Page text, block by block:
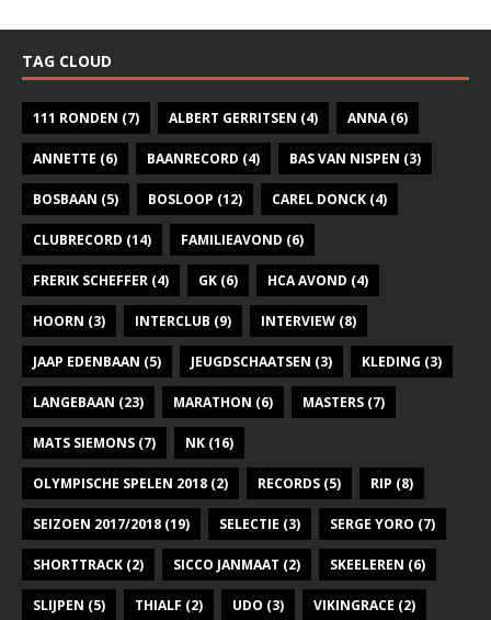
TAG CLOUD
111 RONDEN (7) ALBERT GERRITSEN (4) ANNA(6)
ANNETTE (6) BAANRECORD (4) BAS VAN NISPEN (3)
BOSBAAN (5) BOSLOOP (12) CAREL DONCK (4)
CLUBRECORD (14) FAMILIEAVOND (6)
FRERIK SCHEFFER (4) GK (6) HCA AVOND (4)
HOORN (3) INTERCLUB (9) INTERVIEW (8)
JAAP EDENBAAN (5) JEUGDSCHAATSEN (3) KLEDING (3)
LANGEBAAN (23) MARATHON (6) MASTERS (7)
MATS SIEMONS (7) NK (16)
OLYMPISCHE SPELEN 2018 (2) RECORDS (5) RIP (8)
SEIZOEN 2017/2018 (19) SELECTIE (3) SERGE YORO (7)
SHORTTRACK (2) SICCO JANMAAT (2) SKEELEREN (6)
SLIJPEN (5) THIALF (2) UDO (3) VIKINGRACE (2)